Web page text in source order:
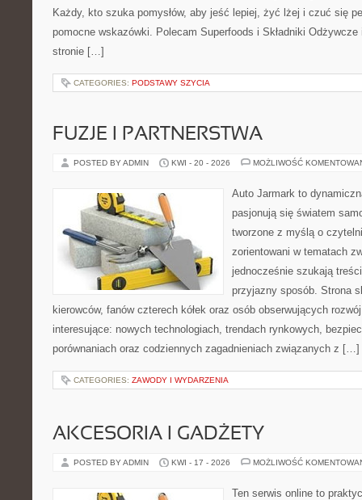
Każdy, kto szuka pomysłów, aby jeść lepiej, żyć lżej i czuć się
pomocne wskazówki. Polecam Superfoods i Składniki
stronie […]
CATEGORIES: PODSTAWY SZYCIA
FUZJE I PARTNERSTWA
POSTED BY ADMIN KWI - 20 - 2026 MOŻLIWOŚĆ
Auto Jarmark to
pasjonują się światem
tworzone z myślą o
zorientowani w tematach
jednocześnie szukają
przyjazny sposób. Strona
kierowców, fanów czterech kółek oraz osób obserwujących
interesujące: nowych technologiach, trendach rynkowych,
porównaniach oraz codziennych zagadnieniach związanych z […]
CATEGORIES: ZAWODY I WYDARZENIA
AKCESORIA I GADŻETY
POSTED BY ADMIN KWI - 17 - 2026 MOŻLIWOŚĆ
Ten serwis online to